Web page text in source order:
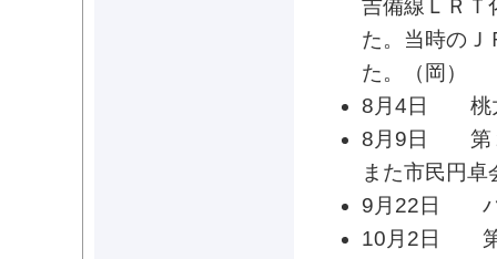
吉備線ＬＲＴ
た。当時のＪ
た。（岡）
8月4日 桃太
8月9日 第２
また市民円
9月22日 バ
10月2日 第